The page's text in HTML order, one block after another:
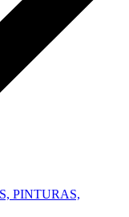
PINTURAS,